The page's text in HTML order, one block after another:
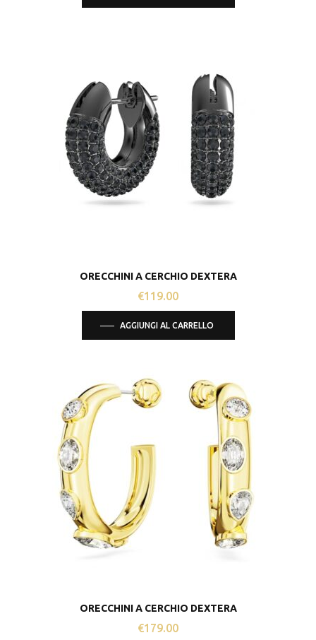
ORECCHINI A CERCHIO DEXTERA
€119.00
AGGIUNGI AL CARRELLO
ORECCHINI A CERCHIO DEXTERA
€179.00